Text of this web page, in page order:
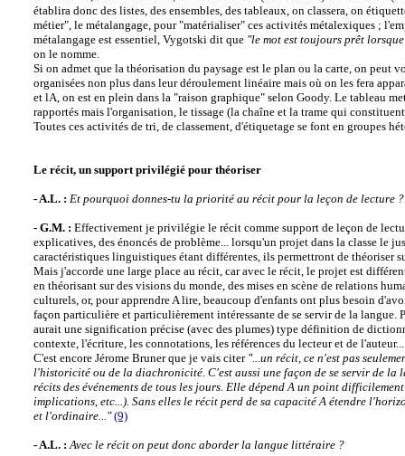
établira donc des listes, des ensembles, des tableaux, on classera, on
métier", le métalangage, pour "matérialiser" ces activités métalexiques ;
métalangage est essentiel, Vygotski dit que "le mot est toujours prêt
on le nomme.
Si on admet que la théorisation du paysage est le plan ou la carte, on peut
organisées non plus dans leur déroulement linéaire mais où on les fera
et lA, on est en plein dans la "raison graphique" selon Goody. Le tableau
rapportés mais l'organisation, le tissage (la chaîne et la trame qui
Toutes ces activités de tri, de classement, d'étiquetage se font en groupes
Le récit, un support privilégié pour théoriser
- A.L. : Et pourquoi donnes-tu la priorité au récit pour la leçon de lecture ?
- G.M. : Effectivement je privilégie le récit comme support de leçon de
explicatives, des énoncés de problème... lorsqu'un projet dans la classe le
caractéristiques linguistiques étant différentes, ils permettront de théoriser
Mais j'accorde une large place au récit, car avec le récit, le projet est
en théorisant sur des visions du monde, des mises en scène de relations
culturels, or, pour apprendre A lire, beaucoup d'enfants ont plus besoin
façon particulière et particulièrement intéressante de se servir de la
aurait une signification précise (avec des plumes) type définition de
contexte, l'écriture, les connotations, les références du lecteur et de
C'est encore Jérome Bruner que je vais citer "...un récit, ce n'est pas
l'historicité ou de la diachronicité. C'est aussi une façon de se servir de la
récits des événements de tous les jours. Elle dépend A un point
implications, etc...). Sans elles le récit perd de sa capacité A étendre
et l'ordinaire..." (9)
- A.L. : Avec le récit on peut donc aborder la langue littéraire ?